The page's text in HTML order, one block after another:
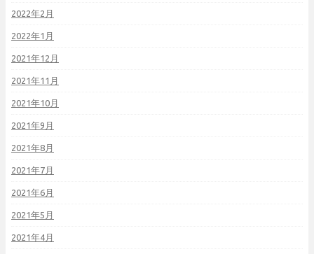
2022年2月
2022年1月
2021年12月
2021年11月
2021年10月
2021年9月
2021年8月
2021年7月
2021年6月
2021年5月
2021年4月